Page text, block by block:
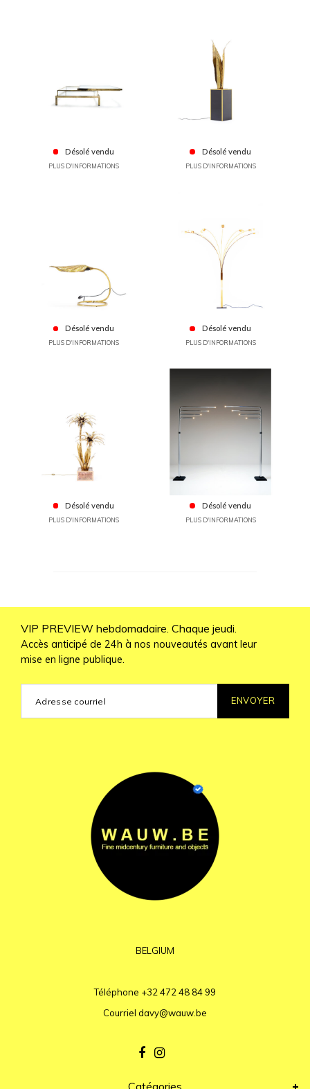
Désolé vendu
PLUS D'INFORMATIONS
Désolé vendu
PLUS D'INFORMATIONS
Désolé vendu
PLUS D'INFORMATIONS
Désolé vendu
PLUS D'INFORMATIONS
Désolé vendu
PLUS D'INFORMATIONS
Désolé vendu
PLUS D'INFORMATIONS
VIP PREVIEW hebdomadaire. Chaque jeudi.
Accès anticipé de 24h à nos nouveautés avant leur
mise en ligne publique.
ENVOYER
BELGIUM
Téléphone +32 472 48 84 99
Courriel davy@wauw.be